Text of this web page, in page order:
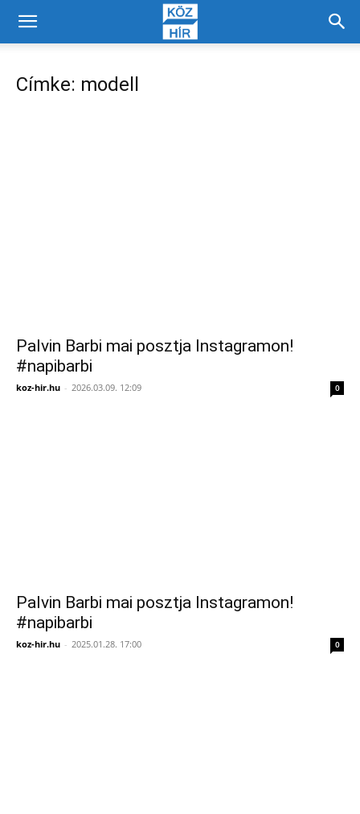
Címke: modell
Palvin Barbi mai posztja Instagramon!
#napibarbi
koz-hir.hu - 2026.03.09. 12:09 0
Palvin Barbi mai posztja Instagramon!
#napibarbi
koz-hir.hu - 2025.01.28. 17:00 0